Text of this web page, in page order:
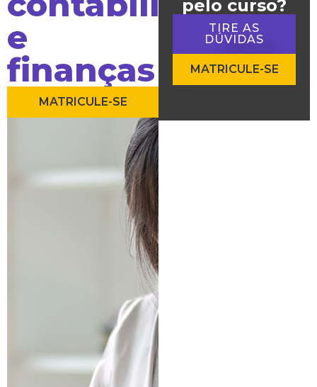
e
finanças
MATRICULE-SE
pelo curso?
TIRE AS
DÚVIDAS
MATRICULE-SE